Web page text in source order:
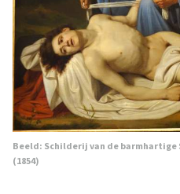
Beeld: Schilderij van de
(1854)